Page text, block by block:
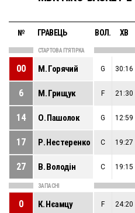
№ ГРАВЕЦЬ ВОЛ. ХВ
СТАРТОВА П'ЯТІРКА
00 М. Горячий G 30:16
6 М. Грищук F 21:30
14 О. Пашолок G 12:59
17 Р. Нестеренко C 19:27
27 В. Володiн C 19:15
ЗАПАСНІ
0 К. Нєамцу F 24:20